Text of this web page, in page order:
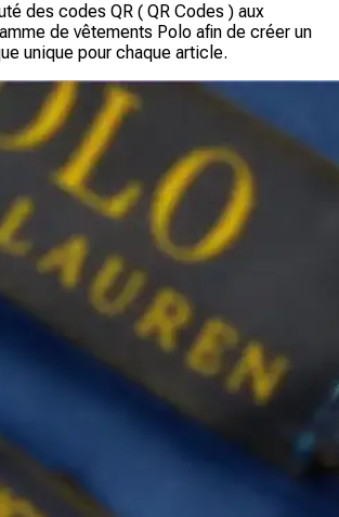
des codes QR ( QR Codes ) aux
de vêtements Polo afin de créer un
unique pour chaque article.